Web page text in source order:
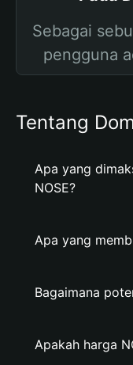
Sebagai
pengguna
Tentang
Apa yang
NOSE?
Apa yang
Bagaimana
Apakah harga